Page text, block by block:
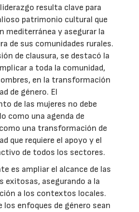
resulta clave para
patrimonio cultural que
mediterránea y asegurar la
de sus comunidades rurales.
de clausura, se destacó la
a toda la comunidad,
en la transformación
de género. El
de las mujeres no debe
como una agenda de
una transformación de
que requiere el apoyo y el
de todos los sectores.
es ampliar el alcance de las
exitosas, asegurando a la
a los contextos locales.
los enfoques de género sean